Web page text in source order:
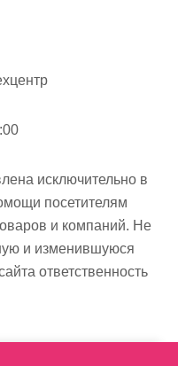
исключительно в
посетителям
и компаний. Не
и изменившуюся
ответственность